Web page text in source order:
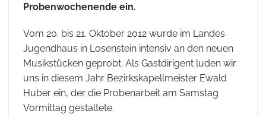
Probenwochenende ein.
Vom 20. bis 21. Oktober 2012 wurde im Landes
Jugendhaus in Losenstein intensiv an den neuen
Musikstücken geprobt. Als Gastdirigent luden wir
uns in diesem Jahr Bezirkskapellmeister Ewald
Huber ein, der die Probenarbeit am Samstag
Vormittag gestaltete.